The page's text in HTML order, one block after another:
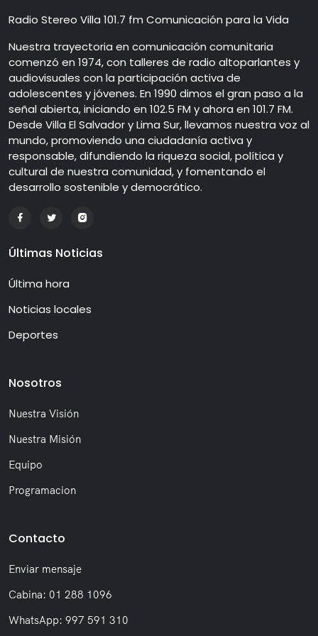
Radio Stereo Villa 101.7 fm Comunicación para la Vida
Nuestra trayectoria en comunicación comunitaria
comenzó en 1974, con talleres de radio altoparlantes y
audiovisuales con la participación activa de
adolescentes y jóvenes. En 1990 dimos el gran paso a la
señal abierta, iniciando en 102.5 FM y ahora en 101.7 FM.
Desde Villa El Salvador y Lima Sur, llevamos nuestra voz al
mundo, promoviendo una ciudadanía activa y
responsable, difundiendo la riqueza social, política y
cultural de nuestra comunidad, y fomentando el
desarrollo sostenible y democrático.
Últimas Noticias
Última hora
Noticias locales
Deportes
Nosotros
Nuestra Visión
Nuestra Misión
Equipo
Programacion
Contacto
Enviar mensaje
Cabina: 01 288 1096
WhatsApp: 997 591 310